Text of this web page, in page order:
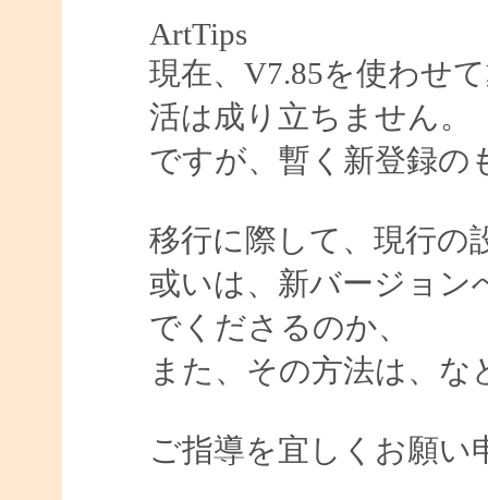
ArtTips
現在、V7.85を使わせ
活は成り立ちません。
ですが、暫く新登録の
移行に際して、現行の
或いは、新バージョン
でくださるのか、
また、その方法は、
ご指導を宜しくお願い